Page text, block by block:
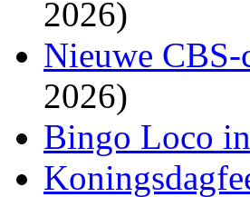
2026)
Nieuwe
2026)
Bingo Loco